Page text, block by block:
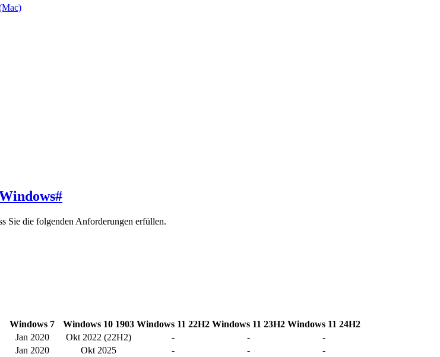
#
Sie die folgenden Anforderungen erfüllen.
Windows 7 Windows 10 1903 Windows 11 22H2 Windows 11 23H2 Windows 11 24H2
Jan 2020 Okt 2022 (22H2) - -
-
Jan 2020 Okt 2025 - -
-